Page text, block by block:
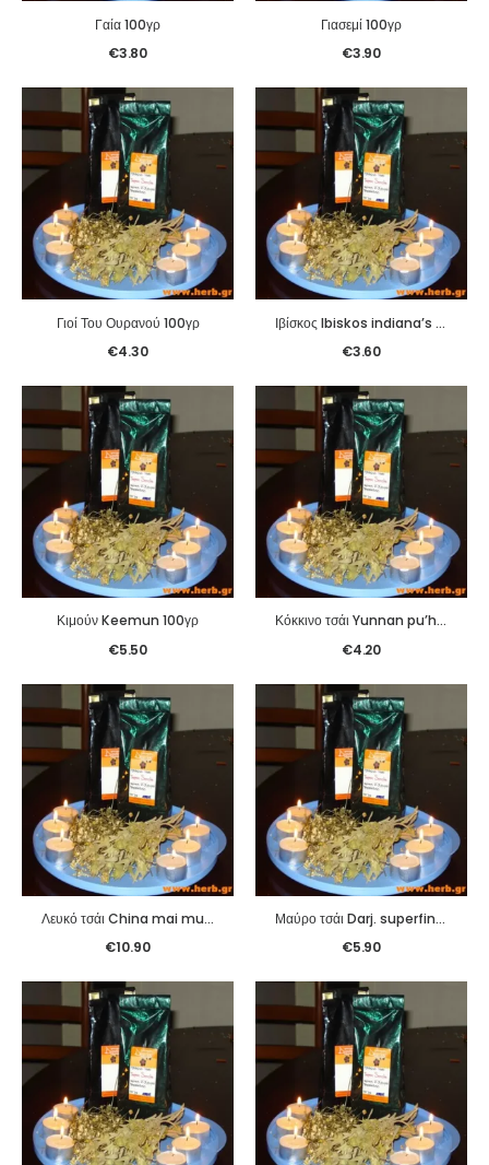
Γαία 100γρ
€3.80
Γιασεμί 100γρ
€3.90
Γιοί Του Ουρανού 100γρ
€4.30
Ιβίσκος Ibiskos indiana’s song 100γρ
€3.60
Κιμούν Keemun 100γρ
€5.50
Κόκκινο τσάι Yunnan pu’her imperial 100γρ
€4.20
Λευκό τσάι China mai mu dan 100γρ
€10.90
Μαύρο τσάι Darj. superfine 100γρ
€5.90